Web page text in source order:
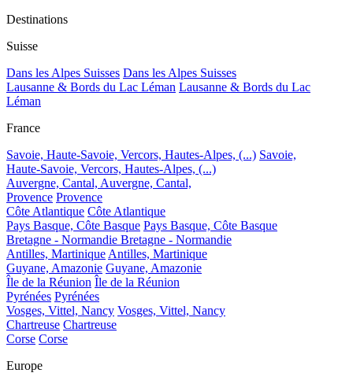
Destinations
Suisse
Dans les Alpes Suisses Dans les Alpes Suisses
Lausanne & Bords du Lac Léman Lausanne & Bords du Lac
Léman
France
Savoie, Haute-Savoie, Vercors, Hautes-Alpes, (...) Savoie,
Haute-Savoie, Vercors, Hautes-Alpes, (...)
Auvergne, Cantal, Auvergne, Cantal,
Provence Provence
Côte Atlantique Côte Atlantique
Pays Basque, Côte Basque Pays Basque, Côte Basque
Bretagne - Normandie Bretagne - Normandie
Antilles, Martinique Antilles, Martinique
Guyane, Amazonie Guyane, Amazonie
Île de la Réunion Île de la Réunion
Pyrénées Pyrénées
Vosges, Vittel, Nancy Vosges, Vittel, Nancy
Chartreuse Chartreuse
Corse Corse
Europe